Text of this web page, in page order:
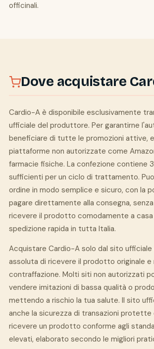
officinali.
Dove acquistare
Cardio-A è disponibile esclusivamente
ufficiale del produttore. Per garantirne
beneficiare di tutte le promozioni attive,
piattaforme non autorizzate come
farmacie fisiche. La confezione contiene
sufficienti per un ciclo di trattamento.
ordine in modo semplice e sicuro, con la
pagare direttamente alla consegna,
ricevere il prodotto comodamente a
spedizione rapida in tutta Italia.
Acquistare Cardio-A solo dal sito ufficiale
assoluta di ricevere il prodotto originale e
contraffazione. Molti siti non autorizzati
vendere imitazioni di bassa qualità o
mettendo a rischio la tua salute. Il sito
anche la sicurezza di transazioni protette
ricevere un prodotto conforme agli
elevati, elaborato secondo le migliori